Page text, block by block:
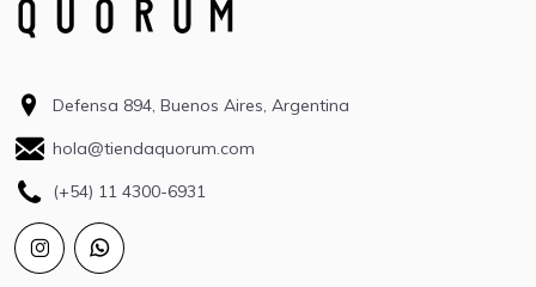
Defensa 894, Buenos Aires, Argentina
hola@tiendaquorum.com
(+54) 11 4300-6931